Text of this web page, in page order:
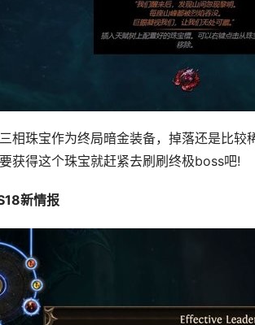
相珠宝作为终局暗金装备，掉落还是比
获得这个珠宝就赶紧去刷刷终极boss吧!
新情报